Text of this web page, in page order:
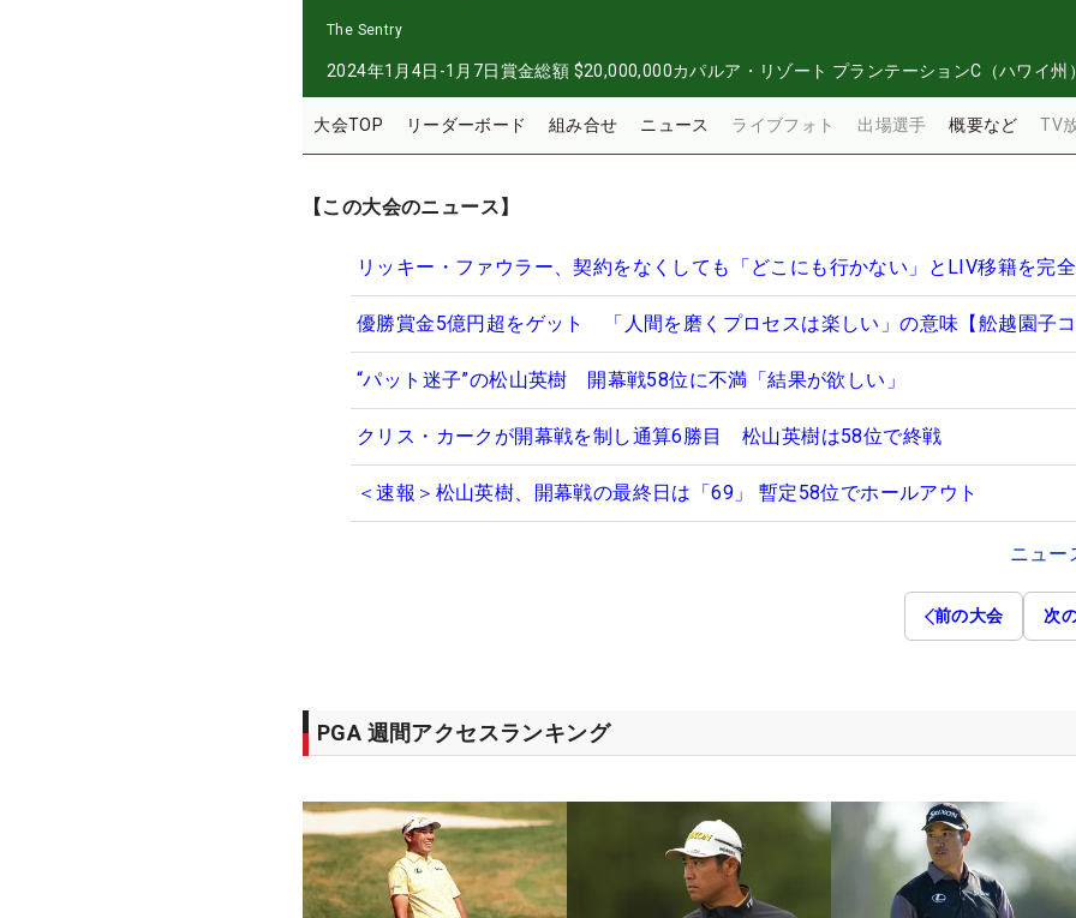
The Sentry
2024年1月4日-1月7日賞金総額 $20,000,000カパルア・リゾート プランテーションC（ハワイ州
大会TOP リーダーボード 組み合せ ニュース ライブフォト 出場選手 概要など TV
【この大会のニュース】
リッキー・ファウラー、契約をなくしても「どこにも行かない」とLIV移籍を完
優勝賞金5億円超をゲット 「人間を磨くプロセスは楽しい」の意味【舩越園子
“パット迷子”の松山英樹 開幕戦58位に不満「結果が欲しい」
クリス・カークが開幕戦を制し通算6勝目 松山英樹は58位で終戦
＜速報＞松山英樹、開幕戦の最終日は「69」 暫定58位でホールアウト
ニュー
前の大会 次
PGA 週間アクセスランキング